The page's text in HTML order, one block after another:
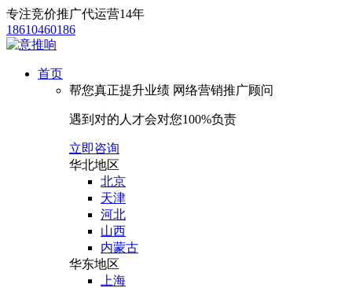
专注竞价推广代运营14年
18610460186
首页
帮您真正提升业绩 网络营销推广顾问
遇到对的人才会对您100%负责
立即咨询
华北地区
北京
天津
河北
山西
内蒙古
华东地区
上海